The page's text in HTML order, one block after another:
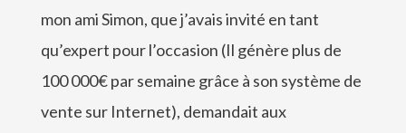
mon ami Simon, que j’avais invité en tant
qu’expert pour l’occasion (Il génère plus de
100 000€ par semaine grâce à son système de
vente sur Internet), demandait aux